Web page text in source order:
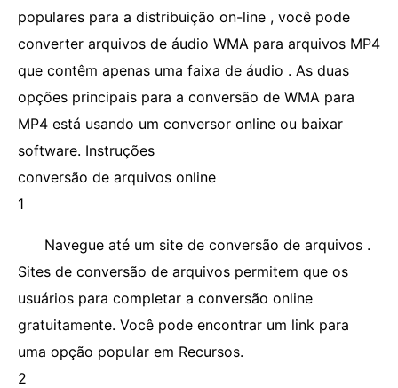
populares para a distribuição on-line , você pode
converter arquivos de áudio WMA para arquivos MP4
que contêm apenas uma faixa de áudio . As duas
opções principais para a conversão de WMA para
MP4 está usando um conversor online ou baixar
software. Instruções
conversão de arquivos online
1
Navegue até um site de conversão de arquivos .
Sites de conversão de arquivos permitem que os
usuários para completar a conversão online
gratuitamente. Você pode encontrar um link para
uma opção popular em Recursos.
2